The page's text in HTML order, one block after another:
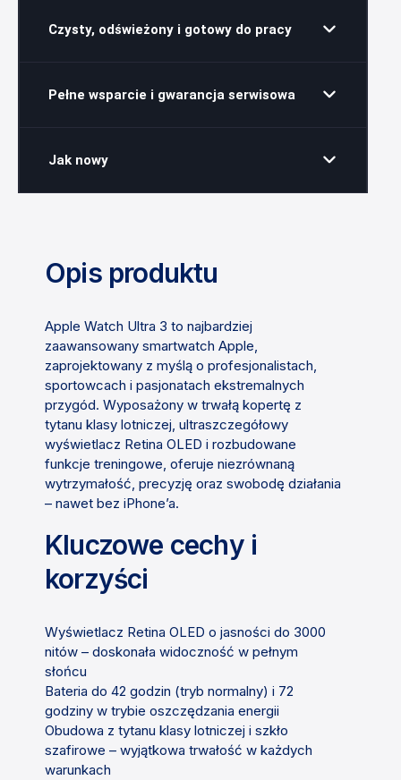
Czysty, odświeżony i gotowy do pracy
Pełne wsparcie i gwarancja serwisowa
Jak nowy
Opis produktu
Apple Watch Ultra 3 to najbardziej
zaawansowany smartwatch Apple,
zaprojektowany z myślą o profesjonalistach,
sportowcach i pasjonatach ekstremalnych
przygód. Wyposażony w trwałą kopertę z
tytanu klasy lotniczej, ultraszczegółowy
wyświetlacz Retina OLED i rozbudowane
funkcje treningowe, oferuje niezrównaną
wytrzymałość, precyzję oraz swobodę działania
– nawet bez iPhone’a.
Kluczowe cechy i
korzyści
Wyświetlacz Retina OLED o jasności do 3000
nitów – doskonała widoczność w pełnym
słońcu
Bateria do 42 godzin (tryb normalny) i 72
godziny w trybie oszczędzania energii
Obudowa z tytanu klasy lotniczej i szkło
szafirowe – wyjątkowa trwałość w każdych
warunkach